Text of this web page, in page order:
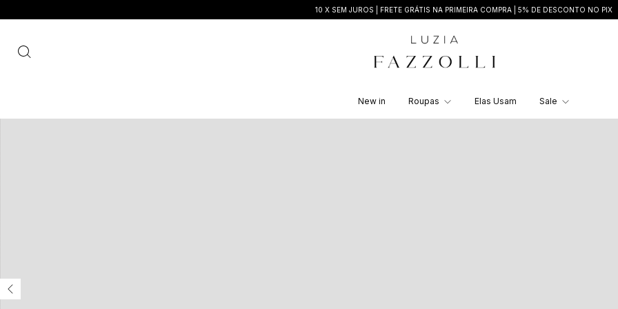
10 X SEM JUROS | FRETE GRÁTIS NA PRIMEIRA COMPRA | 5% DE DESCONTO NO PIX
New in Roupas Elas Usam Sale